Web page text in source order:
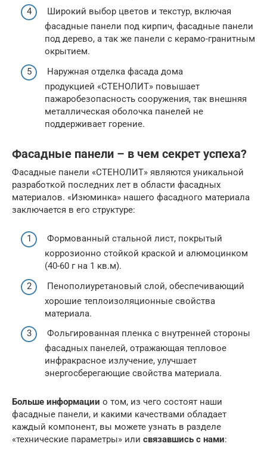
Широкий выбор цветов и текстур, включая
фасадные панели под кирпич, фасадные панели
под дерево, а так же панели с керамо-гранитным
окрытием.
Наружная отделка фасада дома
продукцией «СТЕНОЛИТ» повышает
пажаробезопасность сооружения, так внешняя
металлическая оболочка панелей не
поддерживает горение.
Фасадные панели – в чем секрет успеха?
Фасадные панели «СТЕНОЛИТ» являются уникальной
разработкой последних лет в области фасадных
материалов. «Изюминка» нашего фасадного материала
заключается в его структуре:
Формованный стальной лист, покрытый
коррозионно стойкой краской и алюмоцинком
(40-60 г на 1 кв.м).
Пенополиуретановый слой, обеспечивающий
хорошие теплоизоляционные свойства
материала.
Фольгированная пленка с внутренней стороны
фасадных панелей, отражающая тепловое
инфракрасное излучение, улучшает
энергосберегающие свойства материала.
Больше информации о том, из чего состоят наши
фасадные панели, и какими качествами обладает
каждый компонент, вы можете узнать в разделе
«технические параметры» или связавшись с нами: